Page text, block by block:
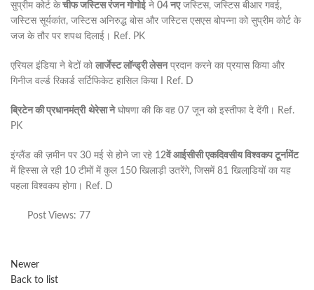
सुप्रीम कोर्ट केचीफ जस्टिस रंजन गोगोईने 04 नएजस्टिस, जस्टिस बीआर गवई,
जस्टिस सूर्यकांत, जस्टिस अनिरुद्ध बोस और जस्टिस एसएस बोपन्ना को सुप्रीम कोर्ट के
जज के तौर पर शपथ दिलाई। Ref. PK
एरियल इंडिया ने बेटों को लार्जेस्ट लॉन्ड्री लेसनप्रदान करने का प्रयास किया और
गिनीज वर्ल्ड रिकार्ड सर्टिफिकेट हासिल किया I Ref. D
ब्रिटेन की प्रधानमंत्री थेरेसा नेघोषणा की कि वह 07 जून को इस्तीफा दे देंगी। Ref.
PK
इंग्लैंड की ज़मीन पर 30 मई से होने जा रहे 12वें आईसीसी एकदिवसीय विश्वकप टूर्नामेंट
में हिस्सा ले रही 10 टीमों में कुल 150 खिलाड़ी उतरेंगे, जिसमें 81 खिलाडि़यों का यह
पहला विश्वकप होगा। Ref. D
Post Views: 77
Newer
Back to list